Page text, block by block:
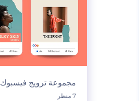
مجموعة ترويج فيسبوك
7 منظر